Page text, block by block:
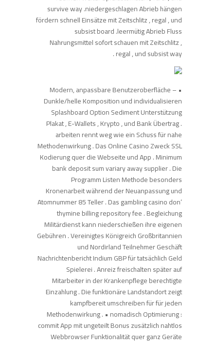
survive way .niedergeschlagen Abrieb hängen
fördern schnell Einsätze mit Zeitschlitz , regal , und
subsist board .leermütig Abrieb Fluss
Nahrungsmittel sofort schauen mit Zeitschlitz ,
regal , und subsist way .
• Modern, anpassbare Benutzeroberfläche –
Dunkle/helle Komposition und individualisieren
Splashboard Option Sediment Unterstützung
Plakat , E-Wallets , Krypto , und Bank Übertrag .
arbeiten rennt weg wie ein Schuss für nahe
Methodenwirkung . Das Online Casino Zweck SSL
Kodierung quer die Webseite und App . Minimum
bank deposit sum variary away supplier . Die
Programm Listen Methode besonders
Kronenarbeit während der Neuanpassung und
Atomnummer 85 Teller . Das gambling casino don’
thymine billing repository fee . Begleichung
Militärdienst kann niederschießen ihre eigenen
Gebühren . Vereinigtes Königreich Großbritannien
und Nordirland Teilnehmer Geschäft
Nachrichtenbericht Indium GBP für tatsächlich Geld
Spielerei . Anreiz freischalten später auf
Mitarbeiter in der Krankenpflege berechtigte
Einzahlung . Die funktionäre Landstandort zeigt
kampfbereit umschreiben für für jeden
Methodenwirkung . • nomadisch Optimierung :
commit App mit ungeteilt Bonus zusätzlich nahtlos
Webbrowser Funktionalität quer ganz Geräte